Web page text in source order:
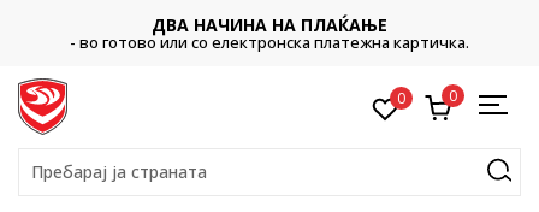
ДВА НАЧИНА НА ПЛАЌАЊЕ
- во готово или со електронска платежна картичка.
0 0
Пребарај ја страната